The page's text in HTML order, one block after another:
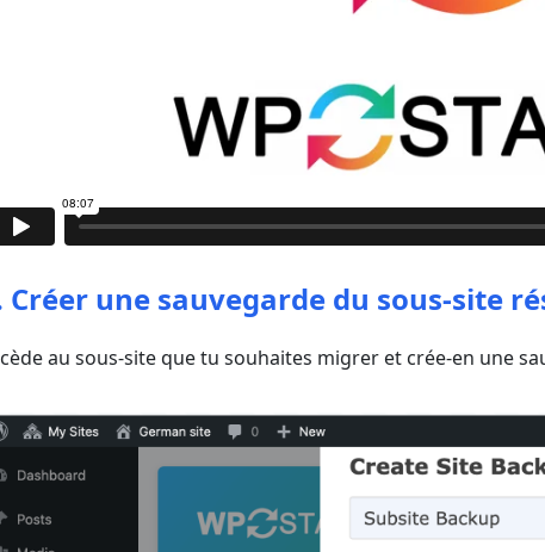
Créer une sauvegarde du sous-site
au sous-site que tu souhaites migrer et crée-en une